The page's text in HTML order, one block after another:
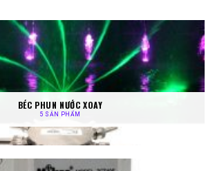
BÉC PHUN NƯỚC XOAY
5 SẢN PHẨM